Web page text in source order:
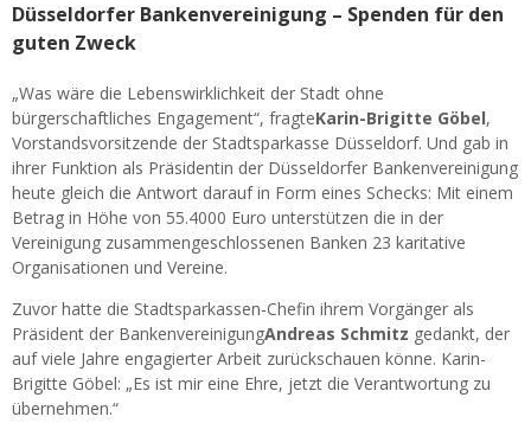
Düsseldorfer Bankenvereinigung – Spenden für den
guten Zweck
„Was wäre die Lebenswirklichkeit der Stadt ohne
bürgerschaftliches Engagement“, fragteKarin-Brigitte Göbel,
Vorstandsvorsitzende der Stadtsparkasse Düsseldorf. Und gab in
ihrer Funktion als Präsidentin der Düsseldorfer Bankenvereinigung
heute gleich die Antwort darauf in Form eines Schecks: Mit einem
Betrag in Höhe von 55.4000 Euro unterstützen die in der
Vereinigung zusammengeschlossenen Banken 23 karitative
Organisationen und Vereine.
Zuvor hatte die Stadtsparkassen-Chefin ihrem Vorgänger als
Präsident der BankenvereinigungAndreas Schmitz gedankt, der
auf viele Jahre engagierter Arbeit zurückschauen könne. Karin-
Brigitte Göbel: „Es ist mir eine Ehre, jetzt die Verantwortung zu
übernehmen.“